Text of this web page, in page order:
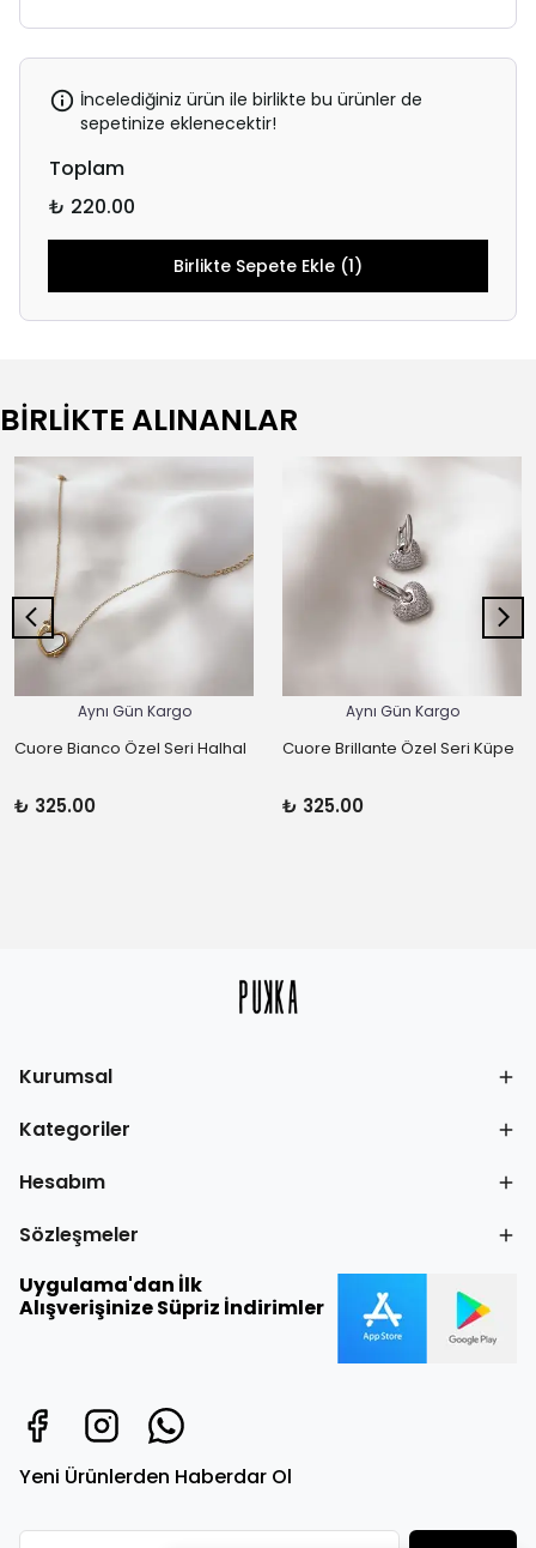
İncelediğiniz ürün ile birlikte bu ürünler de
sepetinize eklenecektir!
Toplam
₺ 220.00
Birlikte Sepete Ekle (1)
BİRLİKTE ALINANLAR
Aynı Gün Kargo
Cuore Bianco Özel Seri Halhal
₺ 325.00
Aynı Gün Kargo
Cuore Brillante Özel Seri Küpe
₺ 325.00
Kurumsal
Kategoriler
Hesabım
Sözleşmeler
Uygulama'dan İlk
Alışverişinize Süpriz İndirimler
Yeni Ürünlerden Haberdar Ol